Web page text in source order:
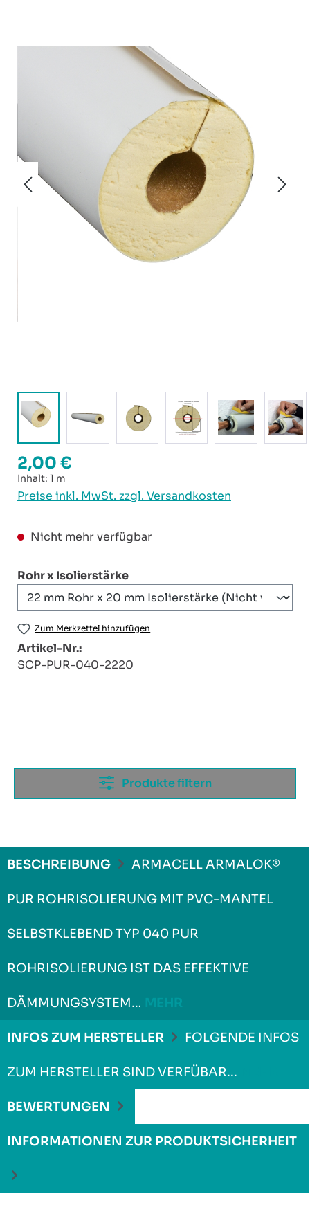
Regulärer Preis:
2,00 €
Inhalt: 1 m
Preise inkl. MwSt. zzgl. Versandkosten
Nicht mehr verfügbar
Rohr x Isolierstärkeauswählen
Zum Merkzettel hinzufügen
Artikel-Nr.:
SCP-PUR-040-2220
Produkte filtern
BESCHREIBUNG ARMACELL ARMALOK®
PUR ROHRISOLIERUNG MIT PVC-MANTEL
SELBSTKLEBEND TYP 040 PUR
ROHRISOLIERUNG IST DAS EFFEKTIVE
DÄMMUNGSYSTEM…
INFOS ZUM HERSTELLER FOLGENDE INFOS
ZUM HERSTELLER SIND VERFÜBAR...
BEWERTUNGEN
INFORMATIONEN ZUR PRODUKTSICHERHEIT